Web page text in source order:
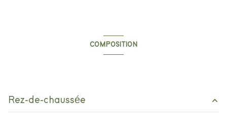
COMPOSITION
Rez-de-chaussée